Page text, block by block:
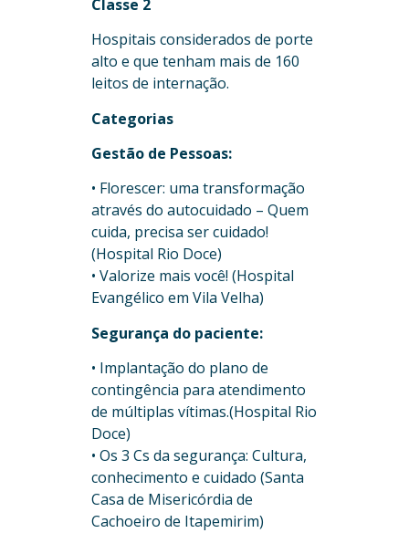
Classe 2
Hospitais considerados de porte
alto e que tenham mais de 160
leitos de internação.
Categorias
Gestão de Pessoas:
• Florescer: uma transformação
através do autocuidado – Quem
cuida, precisa ser cuidado!
(Hospital Rio Doce)
• Valorize mais você! (Hospital
Evangélico em Vila Velha)
Segurança do paciente:
• Implantação do plano de
contingência para atendimento
de múltiplas vítimas.(Hospital Rio
Doce)
• Os 3 Cs da segurança: Cultura,
conhecimento e cuidado (Santa
Casa de Misericórdia de
Cachoeiro de Itapemirim)